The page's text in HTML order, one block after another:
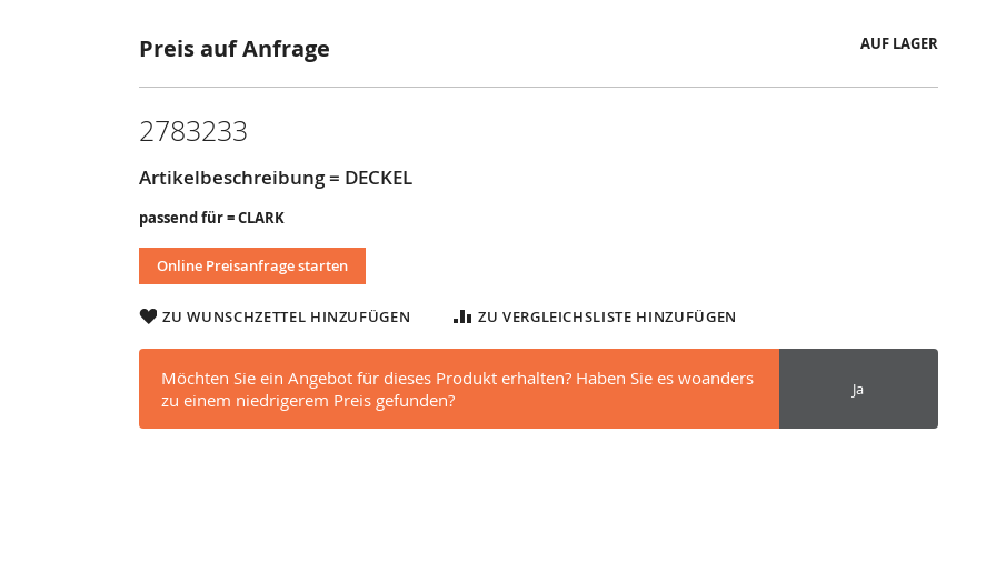
Preis auf Anfrage AUF LAGER
2783233
Artikelbeschreibung = DECKEL
passend für = CLARK
Online Preisanfrage starten
ZU WUNSCHZETTEL HINZUFÜGEN ZU VERGLEICHSLISTE HINZUFÜGEN
Möchten Sie ein Angebot für dieses Produkt erhalten? Haben Sie es woanders
zu einem niedrigerem Preis gefunden?
Ja